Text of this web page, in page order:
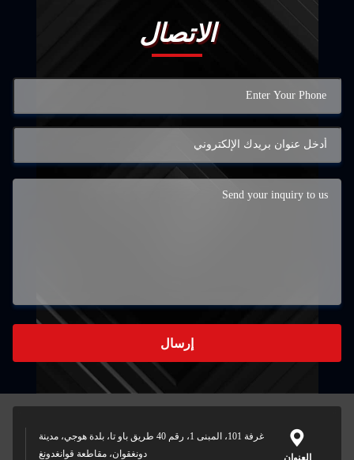
الاتصال
غرفة 101، المبنى 1، رقم 40 طريق باو تا، بلدة هوجي، مدينة
دونغقوان، مقاطعة قوانغدونغ